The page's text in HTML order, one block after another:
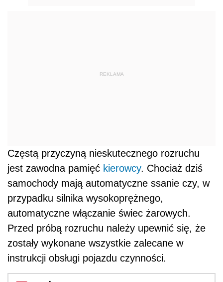
REKLAMA
Częstą przyczyną nieskutecznego rozruchu
jest zawodna pamięć kierowcy. Chociaż dziś
samochody mają automatyczne ssanie czy, w
przypadku silnika wysokoprężnego,
automatyczne włączanie świec żarowych.
Przed próbą rozruchu należy upewnić się, że
zostały wykonane wszystkie zalecane w
instrukcji obsługi pojazdu czynności.